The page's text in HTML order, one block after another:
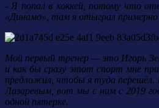
- Я попал в хоккей, потому что
«Динамо», там я отыграл примерно
Мой первый тренер — это Игорь
и как бы сразу этот спорт мне
предложил, чтобы я туда перешёл.
Лазаревым, вот мы с ним с 2019
одной пятерке.